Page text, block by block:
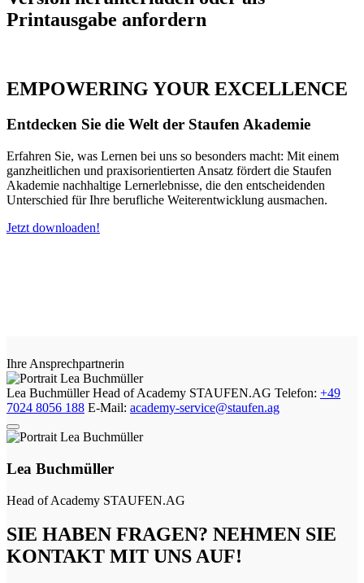
Printausgabe anfordern
EMPOWERING YOUR EXCELLENCE
Entdecken Sie die Welt der Staufen Akademie
Erfahren Sie, was Lernen bei uns so besonders macht: Mit einem
ganzheitlichen und praxisorientierten Ansatz fördert die Staufen
Akademie nachhaltige Lernerlebnisse, die den entscheidenden
Unterschied für Ihre berufliche Weiterentwicklung ausmachen.
Jetzt downloaden!
Ihre Ansprechpartnerin
Lea Buchmüller Head of Academy STAUFEN.AG Telefon: +49
7024 8056 188 E-Mail: academy-service@staufen.ag
Lea Buchmüller
Head of Academy STAUFEN.AG
SIE HABEN FRAGEN? NEHMEN SIE
KONTAKT MIT UNS AUF!